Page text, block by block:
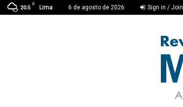
20.5
C
Lima 6 de agosto de 2026 Sign in / Join